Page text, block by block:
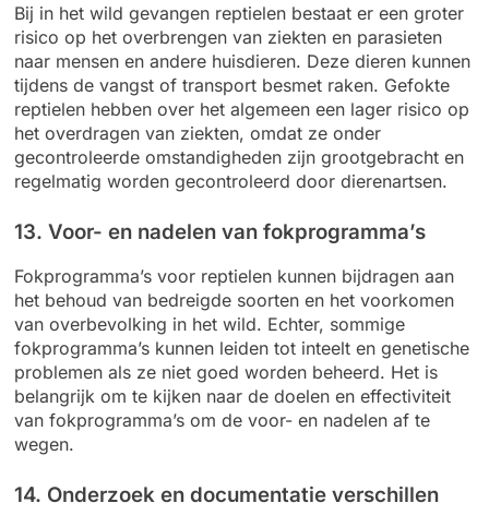
Bij in het wild gevangen reptielen bestaat er een groter
risico op het overbrengen van ziekten en parasieten
naar mensen en andere huisdieren. Deze dieren kunnen
tijdens de vangst of transport besmet raken. Gefokte
reptielen hebben over het algemeen een lager risico op
het overdragen van ziekten, omdat ze onder
gecontroleerde omstandigheden zijn grootgebracht en
regelmatig worden gecontroleerd door dierenartsen.
13. Voor- en nadelen van fokprogramma’s
Fokprogramma’s voor reptielen kunnen bijdragen aan
het behoud van bedreigde soorten en het voorkomen
van overbevolking in het wild. Echter, sommige
fokprogramma’s kunnen leiden tot inteelt en genetische
problemen als ze niet goed worden beheerd. Het is
belangrijk om te kijken naar de doelen en effectiviteit
van fokprogramma’s om de voor- en nadelen af te
wegen.
14. Onderzoek en documentatie verschillen